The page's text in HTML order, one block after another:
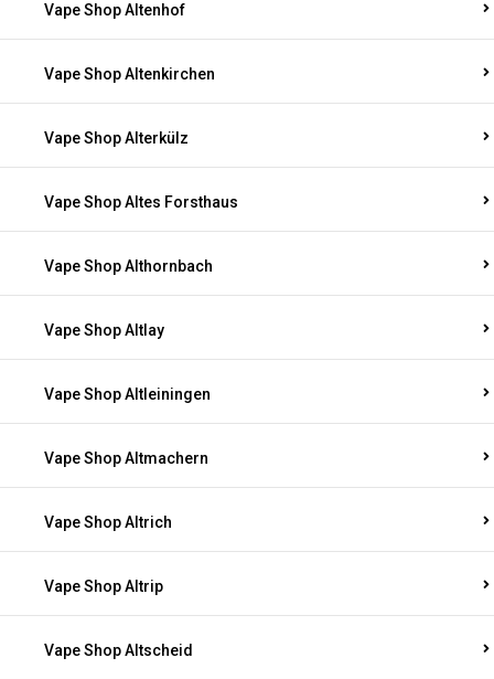
Vape Shop Altenhof
Vape Shop Altenkirchen
Vape Shop Alterkülz
Vape Shop Altes Forsthaus
Vape Shop Althornbach
Vape Shop Altlay
Vape Shop Altleiningen
Vape Shop Altmachern
Vape Shop Altrich
Vape Shop Altrip
Vape Shop Altscheid